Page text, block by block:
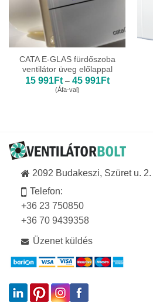
CATA E-GLAS fürdőszoba
ventilátor üveg előlappal
15 991Ft – 45 991FtÁrtartomány:
(Áfa-val)
2092 Budakeszi, Szüret u. 2.
Telefon:
+36 23 750850
+36 70 9439358
Üzenet küldés